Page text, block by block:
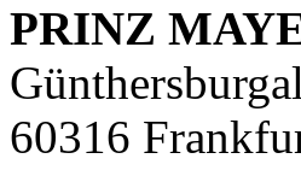
PRINZ
60316